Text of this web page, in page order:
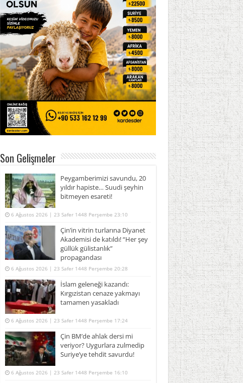
Son Gelişmeler
Peygamberimizi savundu, 20
yıldır hapiste… Suudi şeyhin
bitmeyen esareti!
6 Ağustos 2026 | 23 Safer 1448 Perşembe 23:10
Çin’in vitrin turlarına Diyanet
Akademisi de katıldı! “Her şey
güllük gülistanlık”
propagandası
6 Ağustos 2026 | 23 Safer 1448 Perşembe 20:28
İslam geleneği kazandı:
Kırgızistan cenaze yakmayı
tamamen yasakladı
6 Ağustos 2026 | 23 Safer 1448 Perşembe 17:24
Çin BM’de ahlak dersi mi
veriyor? Uygurlara zulmedip
Suriye’ye tehdit savurdu!
6 Ağustos 2026 | 23 Safer 1448 Perşembe 16:10